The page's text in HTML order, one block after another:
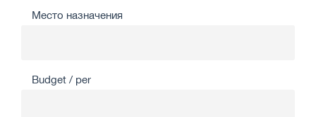
Место назначения
Budget / per